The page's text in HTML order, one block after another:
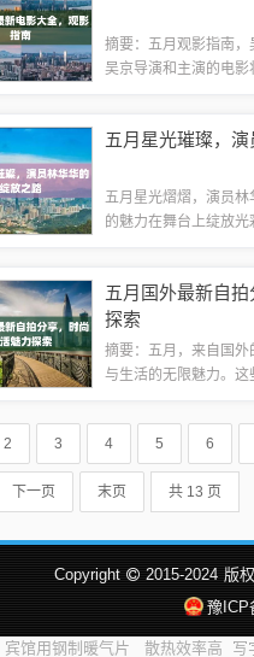
摘要：五月观影指南，
吴京导演和主演的电影
供最新的观影指南和
五月星光璀璨，
五月星光熠熠，演员
的魅力在舞台上绽放光
凭借着才华和不懈的
五月国外最新自
探索
摘要：五月，来自国
与生活的无限魅力。
分享自己的生活方式、
活的交融。这些自拍展
2 3 4 5 6
下一页 末页 共 13 页
Copyright 2015-2024 版
豫ICP
宾馆用钢制暖气片 散热效率高 写